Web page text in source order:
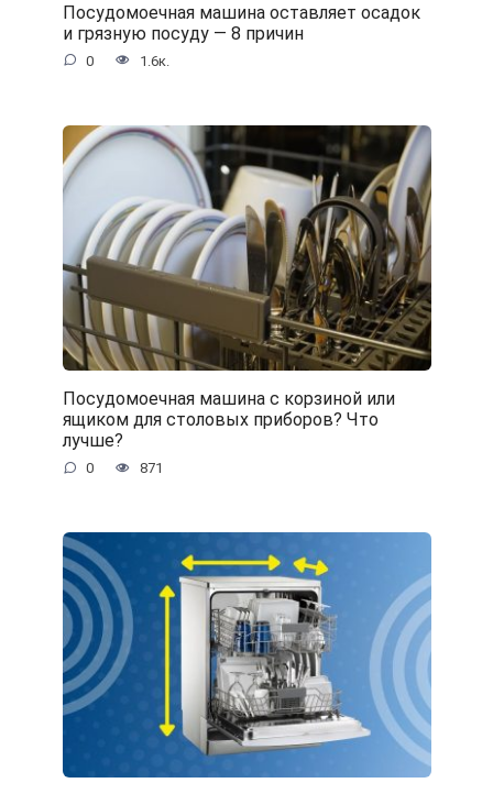
Посудомоечная машина оставляет осадок
и грязную посуду — 8 причин
0 1.6к.
Посудомоечная машина с корзиной или
ящиком для столовых приборов? Что
лучше?
0 871